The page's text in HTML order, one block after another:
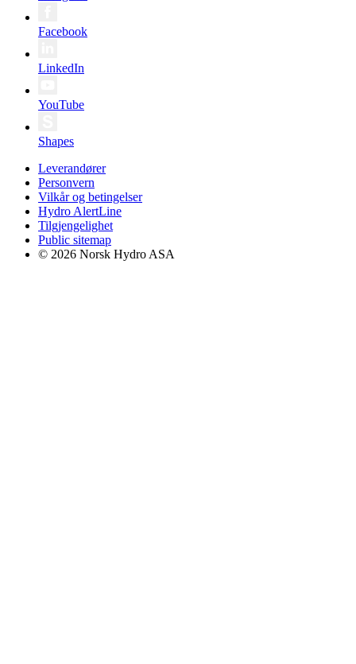
Facebook
LinkedIn
YouTube
Shapes
Leverandører
Personvern
Vilkår og betingelser
Hydro AlertLine
Tilgjengelighet
Public sitemap
© 2026 Norsk Hydro ASA